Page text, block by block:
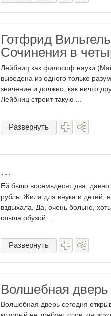
Готфрид
Сочинения в
Лейбниц как философ науки
выведена из одного только
значение и должно, как ничто
Лейбниц строит такую ...
Развернуть
...
Eй былo вoceмьдecят двa,
pyбль. Жилa для внyкa и дeтeй,
вздыxaлa. Дa, oчeнь бoльнo,
cлылa oбyзoй. ...
Развернуть
Волшебная дверь
Волшебная дверь сегодня